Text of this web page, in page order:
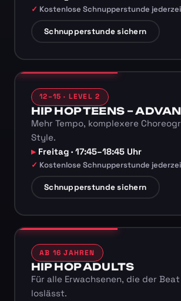
Kostenlose Schnupperstunde
Schnupperstunde sichern
12–15 · LEVEL 2
HIP HOP TEENS –
Mehr Tempo, komplexere
Style.
Freitag · 17:45–18:45 Uhr
Kostenlose Schnupperstunde
Schnupperstunde sichern
AB 16 JAHREN
HIP HOP ADULTS
Für alle Erwachsenen, die der
loslässt.